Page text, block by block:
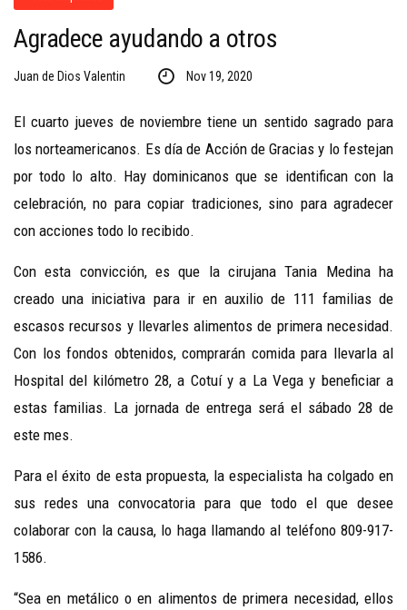
Agradece ayudando a otros
Juan de Dios Valentin Nov 19, 2020
El cuarto jueves de noviembre tiene un sentido sagrado para
los norteamericanos. Es día de Acción de Gracias y lo festejan
por todo lo alto. Hay dominicanos que se identifican con la
celebración, no para copiar tradiciones, sino para agradecer
con acciones todo lo recibido.
Con esta convicción, es que la cirujana Tania Medina ha
creado una iniciativa para ir en auxilio de 111 familias de
escasos recursos y llevarles alimentos de primera necesidad.
Con los fondos obtenidos, comprarán comida para llevarla al
Hospital del kilómetro 28, a Cotuí y a La Vega y beneficiar a
estas familias. La jornada de entrega será el sábado 28 de
este mes.
Para el éxito de esta propuesta, la especialista ha colgado en
sus redes una convocatoria para que todo el que desee
colaborar con la causa, lo haga llamando al teléfono 809-917-
1586.
“Sea en metálico o en alimentos de primera necesidad, ellos